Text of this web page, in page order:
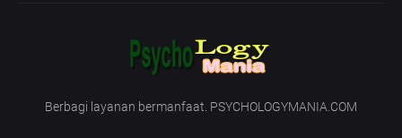
Berbagi layanan bermanfaat. PSYCHOLOGYMANIA.COM